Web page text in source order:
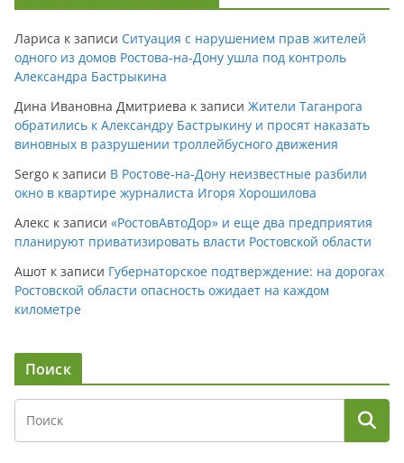
Лариса к записи Ситуация с нарушением прав жителей
одного из домов Ростова-на-Дону ушла под контроль
Александра Бастрыкина
Дина Ивановна Дмитриева к записи Жители Таганрога
обратились к Александру Бастрыкину и просят наказать
виновных в разрушении троллейбусного движения
Sergo к записи В Ростове-на-Дону неизвестные разбили
окно в квартире журналиста Игоря Хорошилова
Алекс к записи «РостовАвтоДор» и еще два предприятия
планируют приватизировать власти Ростовской области
Ашот к записи Губернаторское подтверждение: на дорогах
Ростовской области опасность ожидает на каждом
километре
Поиск